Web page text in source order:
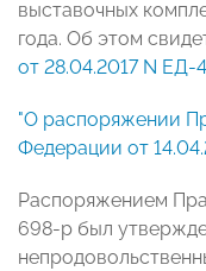
выставочных
года. Об этом
от 28.04.2017 N ЕД-
"О распоряжении
Федерации от
Распоряжением
698-р был